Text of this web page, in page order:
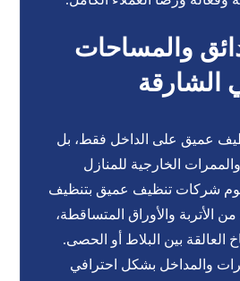
والمساحات
الشارقة
عميق على الداخل فقط، بل
الخارجية للمنازل
تقوم شركات تنظيف عميق بتنظيف
الأتربة والأوراق المتساقطة،
العالقة بين البلاط أو الحصى.
والمداخل بشكل احترافي